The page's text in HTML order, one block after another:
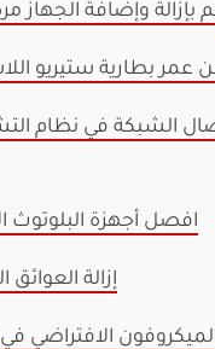
قم بإزالة وإضافة الجهاز
عمر بطارية ستيريو
4. افصل أجهزة البلوتوث
5. إزالة العوائق